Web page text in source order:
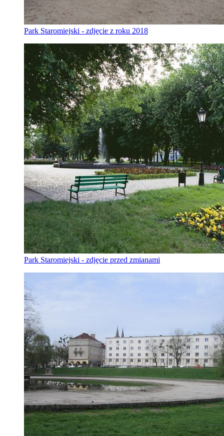
Park Staromiejski - zdjęcie z roku 2018
Park Staromiejski - zdjęcie przed zmianami